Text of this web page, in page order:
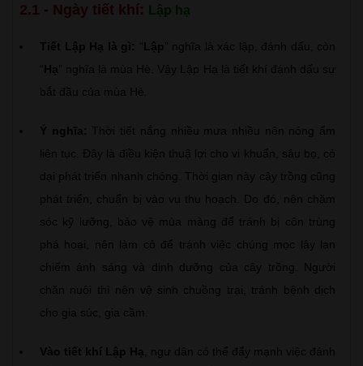
2.1 - Ngày tiết khí: Lập hạ
Tiết Lập Hạ là gì: “Lập ” nghĩa là xác lập, đánh dấu, còn
“Hạ ” nghĩa là mùa Hè. Vậy Lập Hạ là tiết khí đánh dấu sự
bắt đầu của mùa Hè.
Ý nghĩa: Thời tiết nắng nhiều mưa nhiều nên nóng ẩm
liên tục. Đây là điều kiện thuậ lợi cho vi khuẩn, sâu bọ, cỏ
dại phát triển nhanh chóng. Thời gian này cây trồng cũng
phát triển, chuẩn bị vào vụ thu hoạch. Do đó, nên chăm
sóc kỹ lưỡng, bảo vệ mùa màng để tránh bị côn trùng
phá hoại, nên làm cỏ để tránh việc chúng mọc lây lan
chiếm ánh sáng và dinh dưỡng của cây trồng. Người
chăn nuôi thì nên vệ sinh chuồng trại, tránh bệnh dịch
cho gia súc, gia cầm.
Vào tiết khí Lập Hạ , ngư dân có thể đẩy mạnh việc đánh